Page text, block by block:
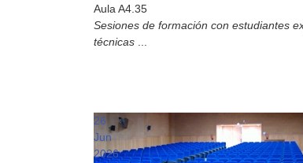
Aula A4.35
Sesiones de formación con estudiantes
técnicas
26
Jun
2026